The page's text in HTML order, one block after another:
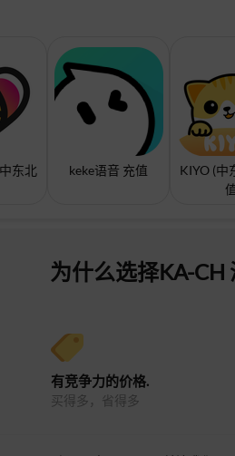
东北
keke语音 充值
KIYO (中东北非)充
为什么选择KA-CH
有竞争力的价格.
买得多，省得多